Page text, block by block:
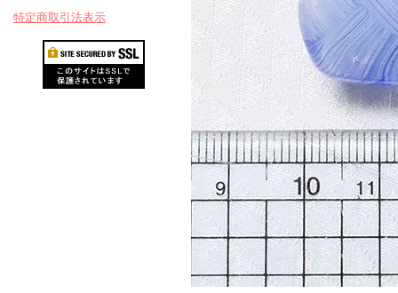
特定商取引法表示